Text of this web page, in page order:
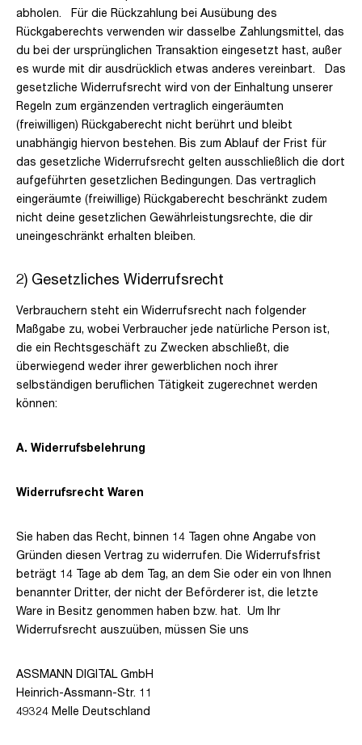
abholen. Für die Rückzahlung bei Ausübung des
Rückgaberechts verwenden wir dasselbe Zahlungsmittel, das
du bei der ursprünglichen Transaktion eingesetzt hast, außer
es wurde mit dir ausdrücklich etwas anderes vereinbart. Das
gesetzliche Widerrufsrecht wird von der Einhaltung unserer
Regeln zum ergänzenden vertraglich eingeräumten
(freiwilligen) Rückgaberecht nicht berührt und bleibt
unabhängig hiervon bestehen. Bis zum Ablauf der Frist für
das gesetzliche Widerrufsrecht gelten ausschließlich die dort
aufgeführten gesetzlichen Bedingungen. Das vertraglich
eingeräumte (freiwillige) Rückgaberecht beschränkt zudem
nicht deine gesetzlichen Gewährleistungsrechte, die dir
uneingeschränkt erhalten bleiben.
2) Gesetzliches Widerrufsrecht
Verbrauchern steht ein Widerrufsrecht nach folgender
Maßgabe zu, wobei Verbraucher jede natürliche Person ist,
die ein Rechtsgeschäft zu Zwecken abschließt, die
überwiegend weder ihrer gewerblichen noch ihrer
selbständigen beruflichen Tätigkeit zugerechnet werden
können:
A. Widerrufsbelehrung
Widerrufsrecht Waren
Sie haben das Recht, binnen 14 Tagen ohne Angabe von
Gründen diesen Vertrag zu widerrufen. Die Widerrufsfrist
beträgt 14 Tage ab dem Tag, an dem Sie oder ein von Ihnen
benannter Dritter, der nicht der Beförderer ist, die letzte
Ware in Besitz genommen haben bzw. hat. Um Ihr
Widerrufsrecht auszuüben, müssen Sie uns
ASSMANN DIGITAL GmbH
Heinrich-Assmann-Str. 11
49324 Melle Deutschland